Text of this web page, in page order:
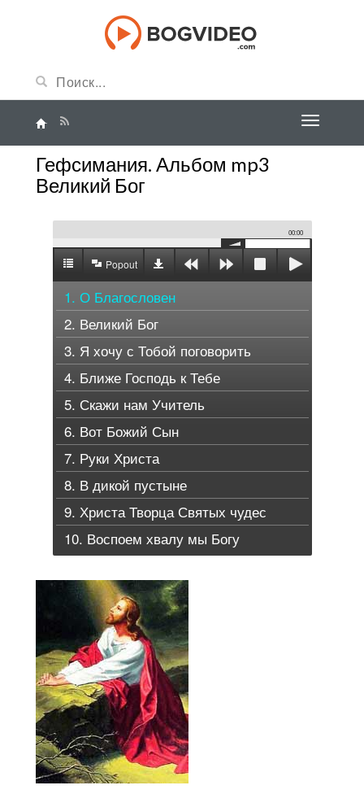
Гефсимания. Альбом mp3
Великий Бог
00:00
Popout
1. О Благословен
2. Великий Бог
3. Я хочу с Тобой поговорить
4. Ближе Господь к Тебе
5. Скажи нам Учитель
6. Вот Божий Сын
7. Руки Христа
8. В дикой пустыне
9. Христа Творца Святых чудес
10. Воспоем хвалу мы Богу